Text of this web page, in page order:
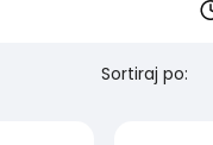
Sortiraj po: